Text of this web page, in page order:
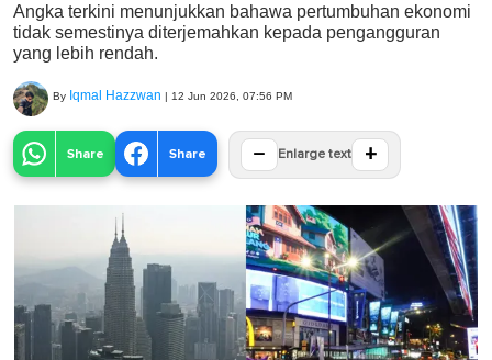
Angka terkini menunjukkan bahawa pertumbuhan ekonomi
tidak semestinya diterjemahkan kepada pengangguran
yang lebih rendah.
By Iqmal Hazzwan | 12 Jun 2026, 07:56 PM
Share Share − Enlarge text +